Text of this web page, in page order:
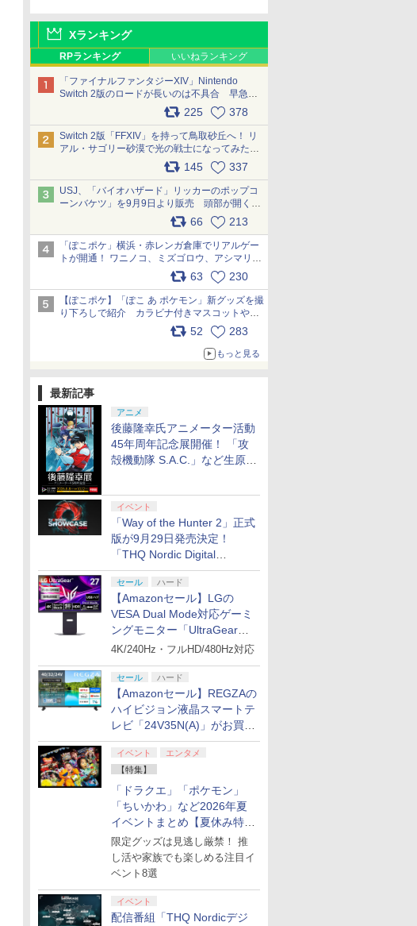
Xランキング
RPランキング いいねランキング
「ファイナルファンタジーXIV」Nintendo
Switch 2版のロードが長いのは不具合 早急に
アップデートできるよう対応中225 378
Switch 2版「FFXIV」を持って鳥取砂丘へ！ リ
アル・サゴリー砂漠で光の戦士になってみた
145 337
USJ、「バイオハザード」リッカーのポップコ
ーンバケツ」を9月9日より販売 頭部が開く仕
組み。味は恐怖を堪のう「味噌フレーバー」
66 213
「ぽこポケ」横浜・赤レンガ倉庫でリアルゲー
トが開通！ ワニノコ、ミズゴロウ、アシマリ登
場シーンをレポート pic.x.com/LDgEByVl6D
63 230
【ぽこポケ】「ぽこ あ ポケモン」新グッズを撮
り下ろしで紹介 カラビナ付きマスコットやス
52 283
もっと見る
最新記事
アニメ
後藤隆幸氏アニメーター活動
45年周年記念展開催！ 「攻
殻機動隊 S.A.C.」など生原
イベント
「Way of the Hunter 2」正式
版が9月29日発売決定！
「THQ Nordic Digital
Showcase 2026」まとめ
セール ハード
【Amazonセール】LGの
VESA Dual Mode対応ゲーミ
ングモニター「UltraGear
27G850A-B」がお買い得！
4K/240Hz・フルHD/480Hz対応
セール ハード
【Amazonセール】REGZAの
ハイビジョン液晶スマートテ
レビ「24V35N(A)」がお買い
得！
イベント
エンタメ
【特集】
「ドラクエ」「ポケモン」
「ちいかわ」など2026年夏
イベントまとめ【夏休み特
集】
限定グッズは見逃し厳禁！ 推
し活や家族でも楽しめる注目イ
ベント8選
イベント
配信番組「THQ Nordicデジ